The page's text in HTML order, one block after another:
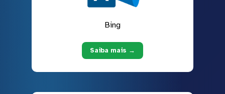
Bing
Saiba mais →